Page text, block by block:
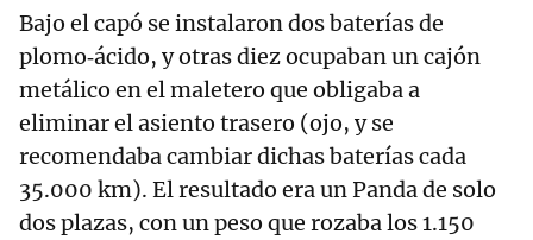
Bajo el capó se instalaron dos baterías de
plomo‑ácido, y otras diez ocupaban un cajón
metálico en el maletero que obligaba a
eliminar el asiento trasero (ojo, y se
recomendaba cambiar dichas baterías cada
35.000 km). El resultado era un Panda de solo
dos plazas, con un peso que rozaba los 1.150